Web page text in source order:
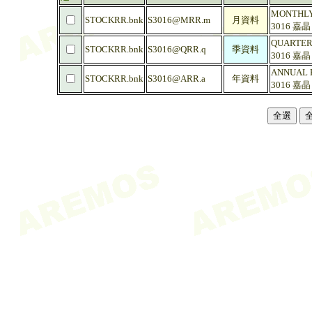
STOCKRR.bnk S3016@MRR.m 月資料
3016 嘉
STOCKRR.bnk S3016@QRR.q 季資料
3016 嘉
STOCKRR.bnk S3016@ARR.a 年資料
ANNUAL
3016 嘉